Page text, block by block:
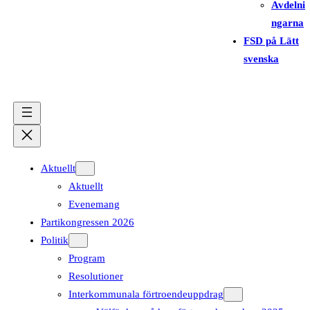
Avdelni
ngarna
FSD på Lätt
svenska
Aktuellt
Aktuellt
Evenemang
Partikongressen 2026
Politik
Program
Resolutioner
Interkommunala förtroendeuppdrag